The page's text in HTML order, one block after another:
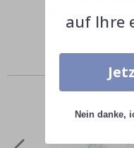
Price
auf Ihre
Nein danke,